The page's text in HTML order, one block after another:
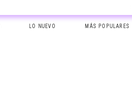
LO NUEVO MÁS POPULARES